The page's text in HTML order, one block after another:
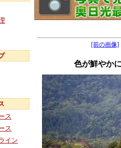
ス
ス
イン
[前の画像]
色が鮮やか